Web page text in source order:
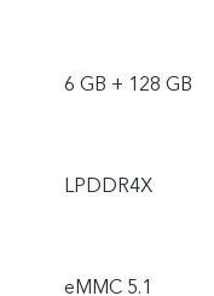
6 GB + 128 GB
LPDDR4X
eMMC 5.1